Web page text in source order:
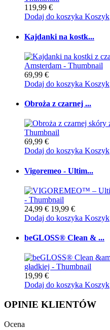
119,99 €
Dodaj do koszyka Koszyk
Kajdanki na kostk...
69,99 €
Dodaj do koszyka Koszyk
Obroża z czarnej ...
69,99 €
Dodaj do koszyka Koszyk
Vigoremeo - Ultim...
24,99 € 19,99 €
Dodaj do koszyka Koszyk
beGLOSS® Clean & ...
19,99 €
Dodaj do koszyka Koszyk
OPINIE KLIENTÓW
Ocena